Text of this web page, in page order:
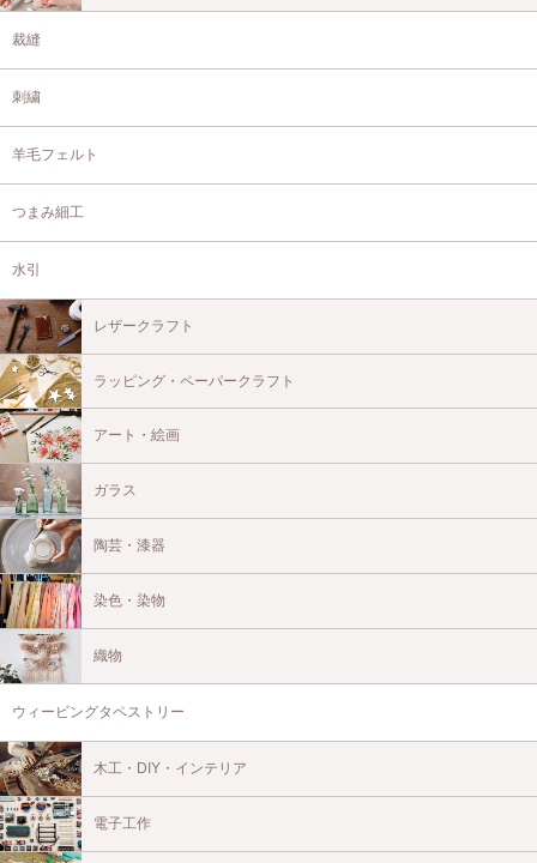
裁縫
刺繍
羊毛フェルト
つまみ細工
水引
レザークラフト
ラッピング・ペーパークラフト
アート・絵画
ガラス
陶芸・漆器
染色・染物
織物
ウィービングタペストリー
木工・DIY・インテリア
電子工作